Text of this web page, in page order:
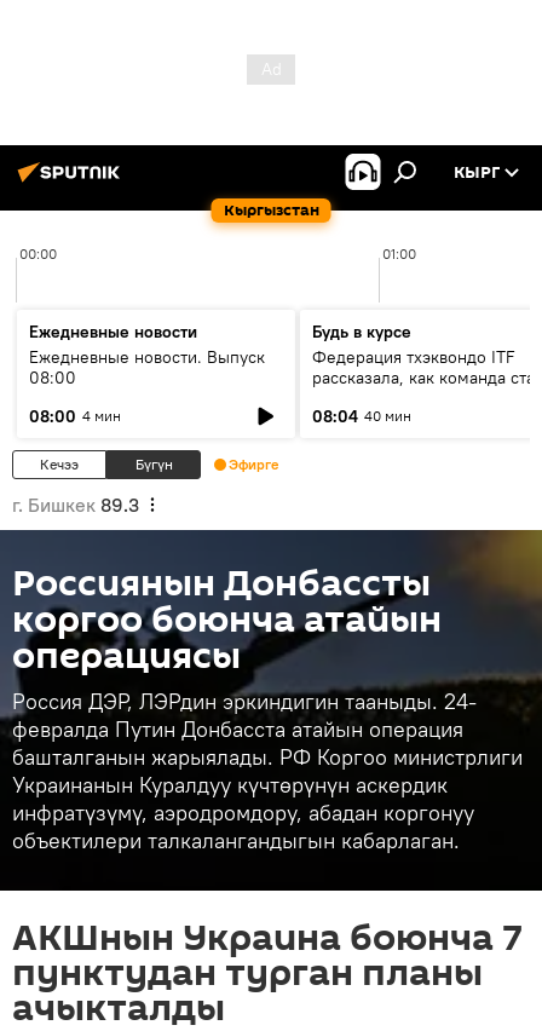
Кыргызстан
КЫРГ
00:00 01:00
Ежедневные новости
Ежедневные новости. Выпуск
08:00
08:00 4 мин
Будь в курсе
Федерация тхэквондо ITF
рассказала, как команда
08:04 40 мин
Кечээ Бүгүн Эфирге
г. Бишкек 89.3
Россиянын Донбассты
коргоо боюнча атайын
операциясы
Россия ДЭР, ЛЭРдин эркиндигин тааныды. 24-
февралда Путин Донбасста атайын операция
башталганын жарыялады. РФ Коргоо министрлиги
Украинанын Куралдуу күчтөрүнүн аскердик
инфратүзүмү, аэродромдору, абадан коргонуу
объектилери талкалангандыгын кабарлаган.
АКШнын Украина боюнча 7
пунктудан турган планы
ачыкталды